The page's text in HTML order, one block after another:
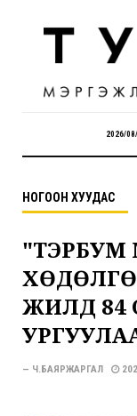
2026/
НОГООН ХУУДАС
"ТЭРБУМ
ЖИЛД 84
— Ч.БАЯРЖАРГАЛ